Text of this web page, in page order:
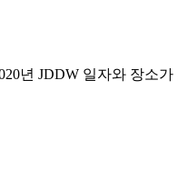
년 JDDW 일자와 장소